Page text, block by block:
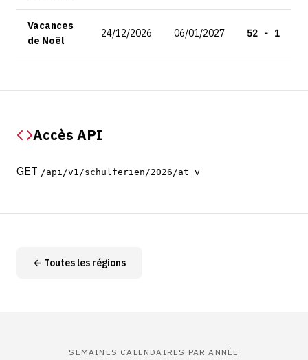
Vacances
de Noël
24/12/2026 06/01/2027 52 - 1
Accès API
GET /api/v1/schulferien/2026/at_v
← Toutes les régions
SEMAINES CALENDAIRES PAR ANNÉE